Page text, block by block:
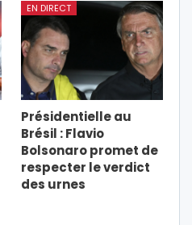
EN DIRECT
Présidentielle au
Brésil : Flavio
Bolsonaro promet de
respecter le verdict
des urnes